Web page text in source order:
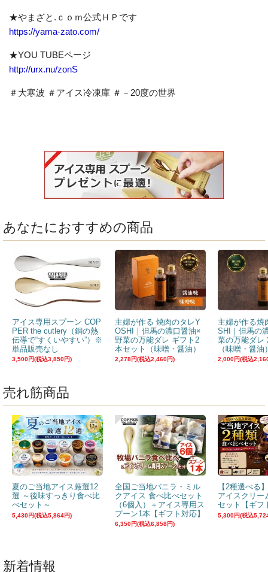
★やまざと.ｃｏｍ公式ＨＰです
https://yama-zato.com/
★YOU TUBEページ
http://urx.nu/zonS
＃大寒波 ＃アイス冷凍庫 ＃－20度の世界
あなたにおすすめの商品
アイス専用スプーン COP
PER the cutlery（銅の熱
伝導で“すくいやすい”）※
単品販売なし
3,500円(税込3,850円)
主婦が作る 焼肉のタレY
OSHI｜但馬の濃口醤油×
野菜の万能ダレ ギフト2
本セット（味噌・醤油）
2,278円(税込2,460円)
主婦が作る焼
SHI｜但馬の
菜の万能ダレ
（味噌・醤油
2,000円(税込
売れ筋商品
夏のご当地アイス厳選12
選 ～後味すっきり食べ比
べセット～
5,430円(税込5,864円)
全国ご当地バニラ・ミル
クアイス 食べ比べセット
（6個入）＋アイス専用ス
プーン1本【ギフト対応】
6,350円(税込6,858円)
【2種選べる
アイスクリー
セット【ギフ
5,300円(税込
新着情報